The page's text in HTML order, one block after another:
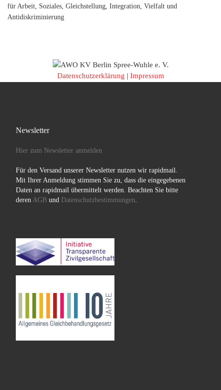
für Arbeit, Soziales, Gleichstellung, Integration, Vielfalt und
Antidiskriminierung
Datenschutzerklärung | Impressum
Newsletter
Hier zum Newsletter anmelden
Für den Versand unserer Newsletter nutzen wir rapidmail.
Mit Ihrer Anmeldung stimmen Sie zu, dass die eingegebenen
Daten an rapidmail übermittelt werden. Beachten Sie bitte
deren AGBund Datenschutzbestimmungen